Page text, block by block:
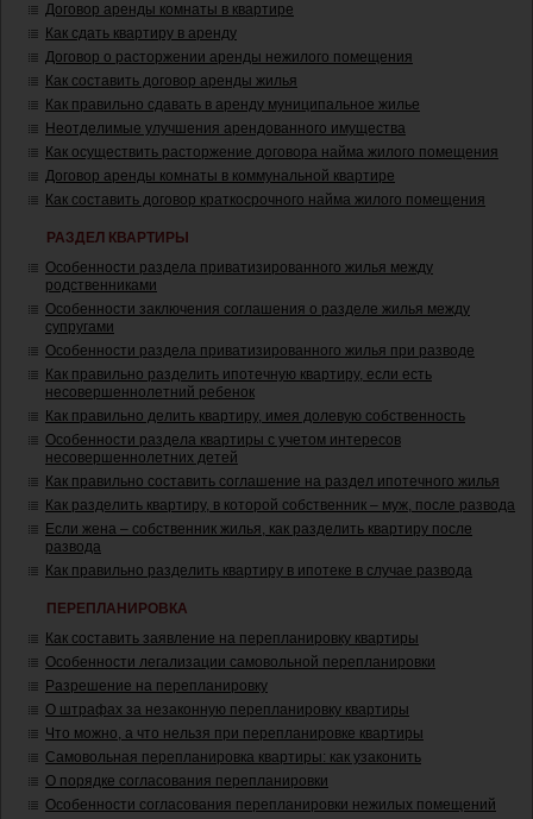
Договор аренды комнаты в квартире
Как сдать квартиру в аренду
Договор о расторжении аренды нежилого помещения
Как составить договор аренды жилья
Как правильно сдавать в аренду муниципальное жилье
Неотделимые улучшения арендованного имущества
Как осуществить расторжение договора найма жилого помещения
Договор аренды комнаты в коммунальной квартире
Как составить договор краткосрочного найма жилого помещения
РАЗДЕЛ КВАРТИРЫ
Особенности раздела приватизированного жилья между
родственниками
Особенности заключения соглашения о разделе жилья между
супругами
Особенности раздела приватизированного жилья при разводе
Как правильно разделить ипотечную квартиру, если есть
несовершеннолетний ребенок
Как правильно делить квартиру, имея долевую собственность
Особенности раздела квартиры с учетом интересов
несовершеннолетних детей
Как правильно составить соглашение на раздел ипотечного жилья
Как разделить квартиру, в которой собственник – муж, после развода
Если жена – собственник жилья, как разделить квартиру после
развода
Как правильно разделить квартиру в ипотеке в случае развода
ПЕРЕПЛАНИРОВКА
Как составить заявление на перепланировку квартиры
Особенности легализации самовольной перепланировки
Разрешение на перепланировку
О штрафах за незаконную перепланировку квартиры
Что можно, а что нельзя при перепланировке квартиры
Самовольная перепланировка квартиры: как узаконить
О порядке согласования перепланировки
Особенности согласования перепланировки нежилых помещений